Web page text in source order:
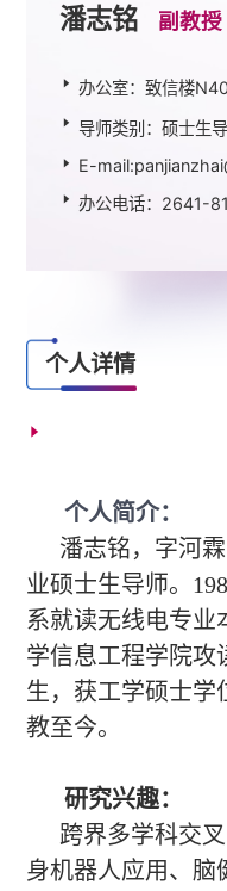
潘志铭 副教授
办公室：致信楼
导师类别：硕士生
E-
办公电话：2641-
个人详情
个人简介：
潘志铭，字河
业硕士生导师。
系就读无线电专业
学信息工程学院攻
生，获工学硕士学
教至今。
研究兴趣：
跨界多学科交
身机器人应用、脑